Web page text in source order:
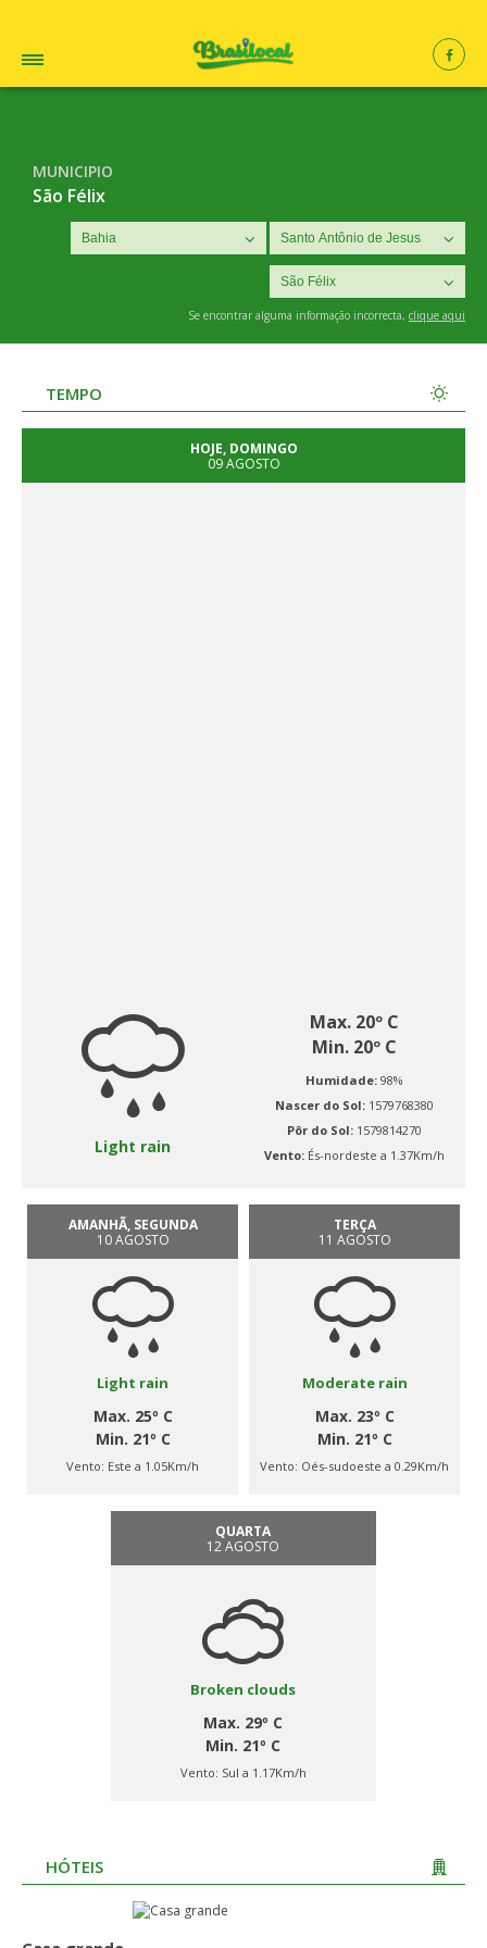
MUNICIPIO
São Félix
Se encontrar alguma informação incorrecta, clique aqui
TEMPO
HOJE, DOMINGO
09 AGOSTO
Light rain
Max. 20º C
Min. 20º C
Humidade: 98%
Nascer do Sol: 1579768380
Pôr do Sol: 1579814270
Vento: És-nordeste a 1.37Km/h
AMANHÃ, SEGUNDA
10 AGOSTO
Light rain
Max. 25º C
Min. 21º C
Vento: Este a 1.05Km/h
TERÇA
11 AGOSTO
Moderate rain
Max. 23º C
Min. 21º C
Vento: Oés-sudoeste a 0.29Km/h
QUARTA
12 AGOSTO
Broken clouds
Max. 29º C
Min. 21º C
Vento: Sul a 1.17Km/h
HÓTEIS